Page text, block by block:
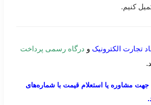
کنیم.
تجارت الکترونیک و درگاه رسمی پرداخت
جهت مشاوره یا استعلام قیمت با شماره‌های